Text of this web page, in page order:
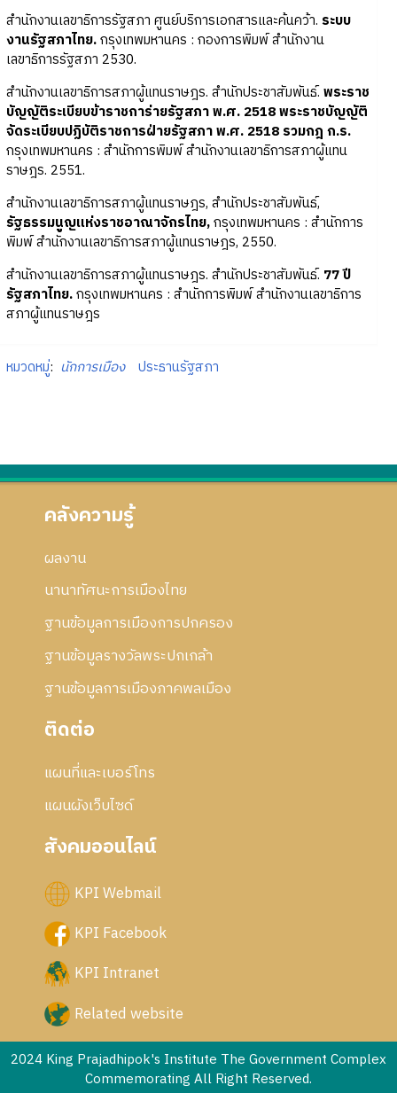
สำนักงานเลขาธิการรัฐสภา ศูนย์บริการเอกสารและค้นคว้า. ระบบ
งานรัฐสภาไทย.กรุงเทพมหานคร : กองการพิมพ์ สำนักงาน
เลขาธิการรัฐสภา 2530.
สำนักงานเลขาธิการสภาผู้แทนราษฎร. สำนักประชาสัมพันธ์.พระราช
บัญญัติระเบียบข้าราชการ่ายรัฐสภา พ.ศ. 2518 พระราชบัญญัติ
จัดระเบียบปฏิบัติราชการฝ่ายรัฐสภา พ.ศ. 2518 รวมกฎ ก.ร.
กรุงเทพมหานคร : สำนักการพิมพ์ สำนักงานเลขาธิการสภาผู้แทน
ราษฎร. 2551.
สำนักงานเลขาธิการสภาผู้แทนราษฎร, สำนักประชาสัมพันธ์,
รัฐธรรมนูญแห่งราชอาณาจักรไทย,กรุงเทพมหานคร : สำนักการ
พิมพ์ สำนักงานเลขาธิการสภาผู้แทนราษฎร, 2550.
สำนักงานเลขาธิการสภาผู้แทนราษฎร. สำนักประชาสัมพันธ์. 77 ปี
รัฐสภาไทย.กรุงเทพมหานคร : สำนักการพิมพ์ สำนักงานเลขาธิการ
สภาผู้แทนราษฎร
หมวดหมู่: นักการเมือง ประธานรัฐสภา
คลังความรู้
ผลงาน
นานาทัศนะการเมืองไทย
ฐานข้อมูลการเมืองการปกครอง
ฐานข้อมูลรางวัลพระปกเกล้า
ฐานข้อมูลการเมืองภาคพลเมือง
ติดต่อ
แผนที่และเบอร์โทร
แผนผังเว็บไซด์
สังคมออนไลน์
KPI Webmail
KPI Facebook
KPI Intranet
Related website
2024 King Prajadhipok's Institute The Government Complex
Commemorating All Right Reserved.